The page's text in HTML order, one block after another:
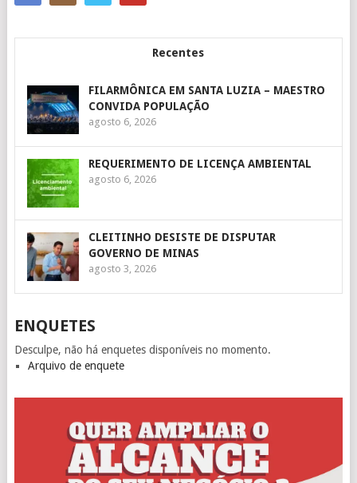
Recentes
FILARMÔNICA EM SANTA LUZIA – MAESTRO
CONVIDA POPULAÇÃO
agosto 6, 2026
REQUERIMENTO DE LICENÇA AMBIENTAL
agosto 6, 2026
CLEITINHO DESISTE DE DISPUTAR
GOVERNO DE MINAS
agosto 3, 2026
ENQUETES
Desculpe, não há enquetes disponíveis no momento.
Arquivo de enquete